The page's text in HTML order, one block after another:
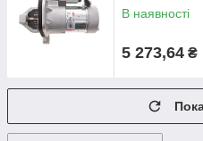
В наявності
5 273,64 ₴